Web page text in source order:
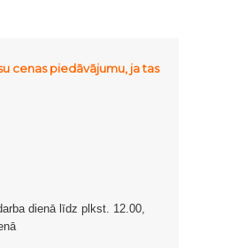
cenas piedāvājumu, ja tas
dienā līdz plkst. 12.00,